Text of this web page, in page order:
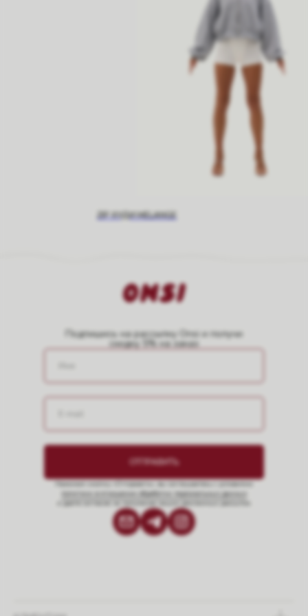
ZIP ХУДИ MELANGE
Подпишись на рассылку Onsi и получи
скидку 5% на заказ
ОТПРАВИТЬ
Нажимая кнопку «Отправить», вы соглашаетесь с условиями
политики в отношении обработки персональных данных